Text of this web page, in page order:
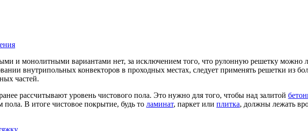
и монолитными вариантами нет, за исключением того, что рулонную решетку можно
внутрипольных конвекторов в проходных местах, следует применять решетки из
частей.
рассчитывают уровень чистового пола. Это нужно для того, чтобы над залитой
В итоге чистовое покрытие, будь то ламинат, паркет или плитка, должны лежать